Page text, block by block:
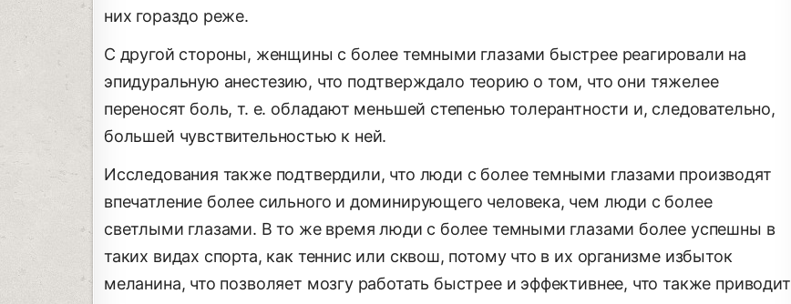
них гораздо реже.
С другой стороны, женщины с более темными глазами быстрее реагировали на
эпидуральную анестезию, что подтверждало теорию о том, что они тяжелее
переносят боль, т. е. обладают меньшей степенью толерантности и, следовательно,
большей чувствительностью к ней.
Исследования также подтвердили, что люди с более темными глазами производят
впечатление более сильного и доминирующего человека, чем люди с более
светлыми глазами. В то же время люди с более темными глазами более успешны в
таких видах спорта, как теннис или сквош, потому что в их организме избыток
меланина, что позволяет мозгу работать быстрее и эффективнее, что также приводит